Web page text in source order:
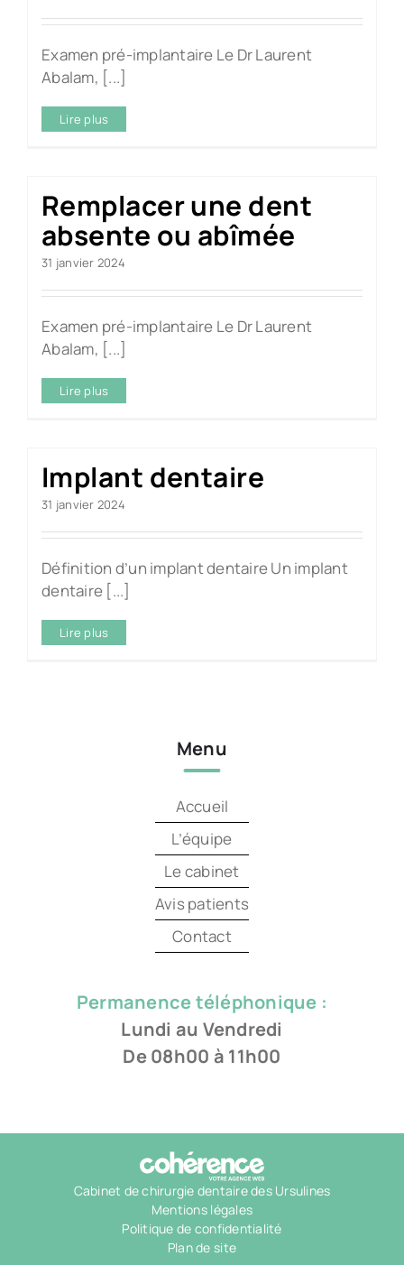
Examen pré-implantaire Le Dr Laurent
Abalam, [...]
Lire plus
Remplacer une dent
absente ou abîmée
31 janvier 2024
Examen pré-implantaire Le Dr Laurent
Abalam, [...]
Lire plus
Implant dentaire
31 janvier 2024
Définition d’un implant dentaire Un implant
dentaire [...]
Lire plus
Menu
Accueil
L’équipe
Le cabinet
Avis patients
Contact
Permanence téléphonique :
Lundi au Vendredi
De 08h00 à 11h00
Cabinet de chirurgie dentaire des Ursulines
Mentions légales
Politique de confidentialité
Plan de site